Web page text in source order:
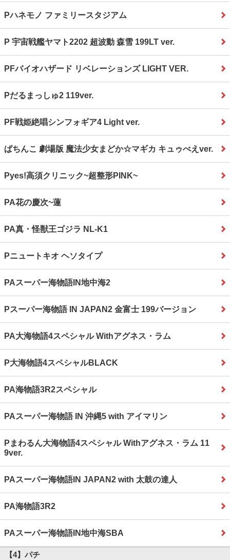
Pハネモノ ファミリースタジアム
P 宇宙戦艦ヤマト2202 超波動 森雪 199LT ver.
PFバイオハザード リベレーションズ LIGHT VER.
Pだるまっしゅ2 119ver.
PF戦姫絶唱シンフォギア4 Light ver.
ぱちんこ 劇場版 魔法少女まどか☆マギカ キュゥべえver.
Pyes!高須クリニック~超整形PINK~
PA花の慶次~蓮
PA真・怪獣王ゴジラ NL‐K1
Pニュートキオ ヘソタイプ
PAスーパー海物語IN地中海2
Pスーパー海物語 IN JAPAN2 金富士 199バージョン
PA大海物語4スペシャル Withアグネス・ラム
P大海物語4スペシャルBLACK
PA海物語3R2スペシャル
PAスーパー海物語 IN 沖縄5 with アイマリン
Pまわるん大海物語4スペシャル Withアグネス・ラム 11
9ver.
PAスーパー海物語IN JAPAN2 with 太鼓の達人
PA海物語3R2
PAスーパー海物語IN地中海SBA
【4】パチ